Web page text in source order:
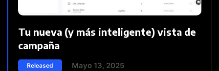
Tu nueva (y más inteligente) vista de
campaña
Released Mayo 13, 2025